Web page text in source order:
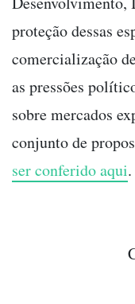
proteção dessas
comercialização
as pressões
sobre mercados
conjunto de
ser conferido aqui.